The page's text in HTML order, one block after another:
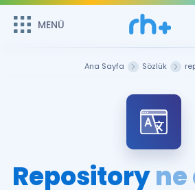
MENÜ
Sepetin Şu An
Remzi Hoca ile seni sınava
bekliyor!
MENÜ
Ana Sayfa Sözlük
Repositoryne